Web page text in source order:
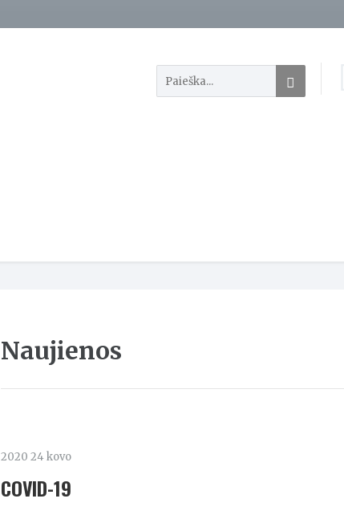
Naujienos
2020 24 kovo
COVID-19